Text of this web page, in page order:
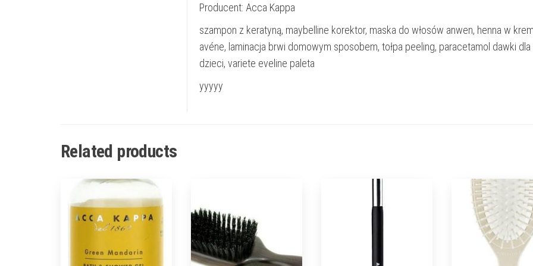
Producent: Acca Kappa
szampon z keratyną, maybelline korektor, maska do włosów anwen, henna w
avéne, laminacja brwi domowym sposobem, tołpa peeling, paracetamol dawki dla
dzieci, variete eveline paleta
yyyyy
Related products